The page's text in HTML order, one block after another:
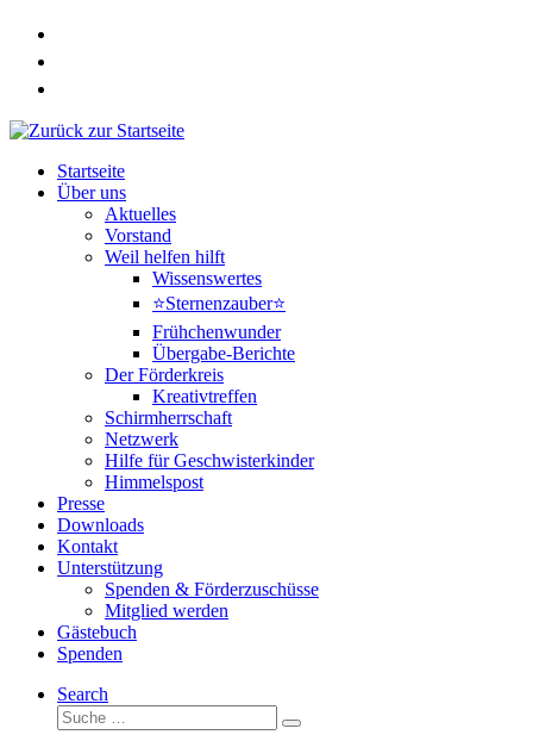
Zum
springen
Startseite
Über uns
Aktuelles
Vorstand
Weil helfen hilft
Wissenswertes
⭐Sternenzauber⭐
Frühchenwunder
Übergabe-Berichte
Der Förderkreis
Kreativtreffen
Schirmherrschaft
Netzwerk
Hilfe für Geschwisterkinder
Himmelspost
Presse
Downloads
Kontakt
Unterstützung
Spenden & Förderzuschüsse
Mitglied werden
Gästebuch
Spenden
Search
Suche
Suche